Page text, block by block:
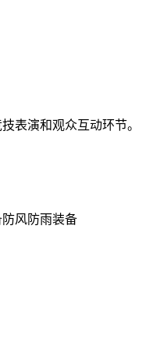
表演和观众互动环节。
风防雨装备